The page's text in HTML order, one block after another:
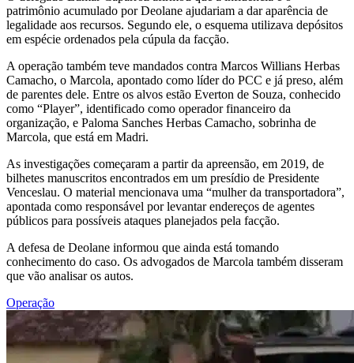
patrimônio acumulado por Deolane ajudariam a dar aparência de
legalidade aos recursos. Segundo ele, o esquema utilizava depósitos
em espécie ordenados pela cúpula da facção.
A operação também teve mandados contra Marcos Willians Herbas
Camacho, o Marcola, apontado como líder do PCC e já preso, além
de parentes dele. Entre os alvos estão Everton de Souza, conhecido
como “Player”, identificado como operador financeiro da
organização, e Paloma Sanches Herbas Camacho, sobrinha de
Marcola, que está em Madri.
As investigações começaram a partir da apreensão, em 2019, de
bilhetes manuscritos encontrados em um presídio de Presidente
Venceslau. O material mencionava uma “mulher da transportadora”,
apontada como responsável por levantar endereços de agentes
públicos para possíveis ataques planejados pela facção.
A defesa de Deolane informou que ainda está tomando
conhecimento do caso. Os advogados de Marcola também disseram
que vão analisar os autos.
Operação